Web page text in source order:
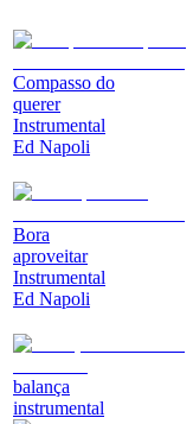
Compasso do
querer
Instrumental
Ed Napoli
Bora
aproveitar
Instrumental
Ed Napoli
balança
instrumental